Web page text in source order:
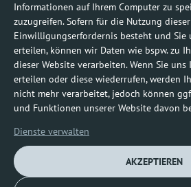
Informationen auf Ihrem Computer zu
zuzugreifen. Sofern für die Nutzung
Einwilligungserfordernis besteht und
erteilen, können wir Daten wie bspw. zu
dieser Website verarbeiten. Wenn Sie
erteilen oder diese wiederrufen, werden
nicht mehr verarbeitet, jedoch können
und Funktionen unserer Website davon
Dienste verwalten
AKZEPTIEREN
0800 1219100-10